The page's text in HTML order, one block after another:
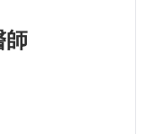
師